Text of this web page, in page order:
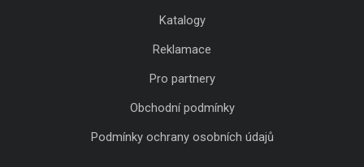
Katalogy
Reklamace
Pro partnery
Obchodní podmínky
Podmínky ochrany osobních údajů